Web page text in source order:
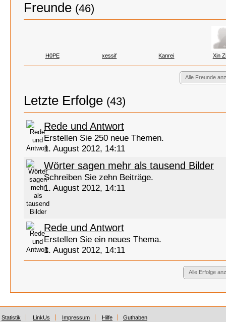
Freunde (46)
H0PE xessif Kanrei Xin
Alle Freunde
Letzte Erfolge (43)
Rede und Antwort
Erstellen Sie 250 neue Themen.
1. August 2012, 14:11
Wörter sagen mehr als tausend Bilder
Schreiben Sie zehn Beiträge.
1. August 2012, 14:11
Rede und Antwort
Erstellen Sie ein neues Thema.
1. August 2012, 14:11
Alle Erfolge
Statistik LinkUs Impressum Hilfe Guthaben